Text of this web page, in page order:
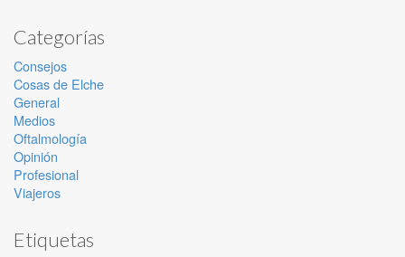
Categorías
Consejos
Cosas de Elche
General
Medios
Oftalmología
Opinión
Profesional
Viajeros
Etiquetas